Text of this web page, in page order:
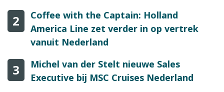
2
Coffee with the Captain: Holland
America Line zet verder in op vertrek
vanuit Nederland
3
Michel van der Stelt nieuwe Sales
Executive bij MSC Cruises Nederland